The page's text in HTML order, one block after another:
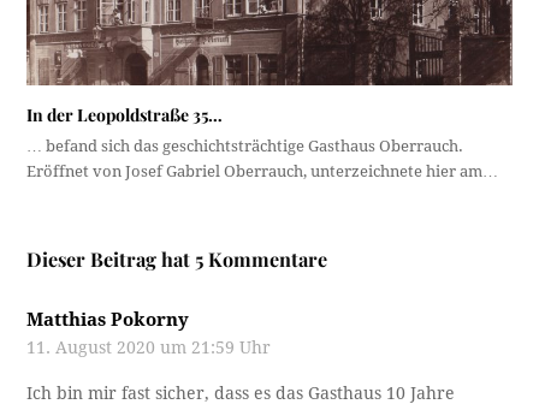
In der Leopoldstraße 35…
… befand sich das geschichtsträchtige Gasthaus Oberrauch.
Eröffnet von Josef Gabriel Oberrauch, unterzeichnete hier am…
Dieser Beitrag hat 5 Kommentare
Matthias Pokorny
11. August 2020 um 21:59 Uhr
Ich bin mir fast sicher, dass es das Gasthaus 10 Jahre